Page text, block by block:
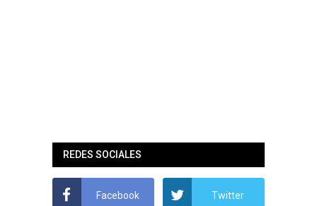
REDES SOCIALES
Facebook Twitter